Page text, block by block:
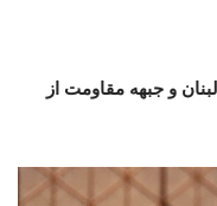
و جبهه مقاومت از